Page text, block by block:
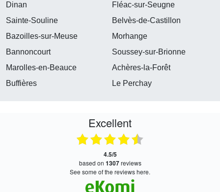
Dinan
Fléac-sur-Seugne
Sainte-Souline
Belvès-de-Castillon
Bazoilles-sur-Meuse
Morhange
Bannoncourt
Soussey-sur-Brionne
Marolles-en-Beauce
Achères-la-Forêt
Buffières
Le Perchay
Excellent
4.5/5
based on 1307reviews
see some of the reviews here.